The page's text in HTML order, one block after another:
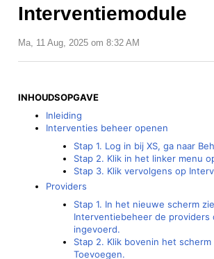
Interventiemodule
Ma, 11 Aug, 2025 om 8:32 AM
INHOUDSOPGAVE
Inleiding
Interventies beheer openen
Stap 1. Log in bij XS, ga naar
Stap 2. Klik in het linker menu
Stap 3. Klik vervolgens op
Providers
Stap 1. In het nieuwe scherm
Interventiebeheer de providers
ingevoerd.
Stap 2. Klik bovenin het
Toevoegen.